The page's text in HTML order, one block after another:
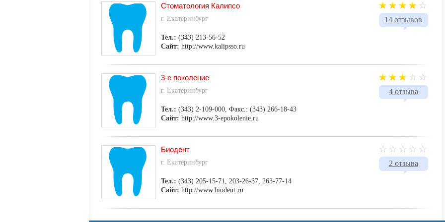
14 отзывов
Стоматология Калипсо
г. Екатеринбург
Тел.: (343) 213-56-52
Сайт: http://www.kalipsso.ru
4 отзыва
3-е поколение
г. Екатеринбург
Тел.: (343) 2-109-000, Факс.: (343) 266-18-43
Сайт: http://www.3-epokolenie.ru
2 отзыва
Биодент
г. Екатеринбург
Тел.: (343) 205-15-71, 203-26-37, 263-77-14
Сайт: http://www.biodent.ru